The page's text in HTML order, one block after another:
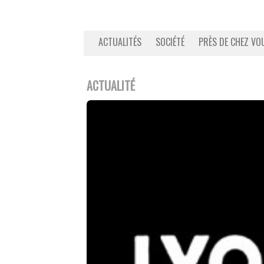
ACTUALITÉS SOCIÉTÉ PRÈS DE CHEZ
ACTUALITÉ